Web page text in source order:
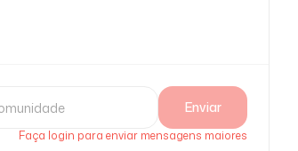
Enviar
Faça login para enviar mensagens maiores